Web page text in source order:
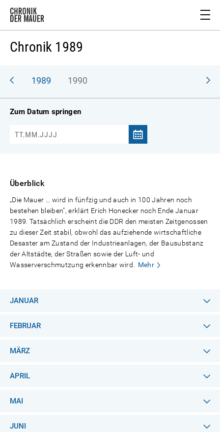
Chronik 1989
1989 1990
Zum Datum springen
Überblick
„Die Mauer ... wird in fünfzig und auch in 100 Jahren noch
bestehen bleiben", erklärt Erich Honecker noch Ende Januar
1989. Tatsächlich erscheint die DDR den meisten Zeitgenossen
zu dieser Zeit stabil, obwohl das aufziehende wirtschaftliche
Desaster am Zustand der Industrieanlagen, der Bausubstanz
der Altstädte, der Straßen sowie der Luft- und
Wasserverschmutzung erkennbar wird.
Mehr
JANUAR
FEBRUAR
MÄRZ
APRIL
MAI
JUNI